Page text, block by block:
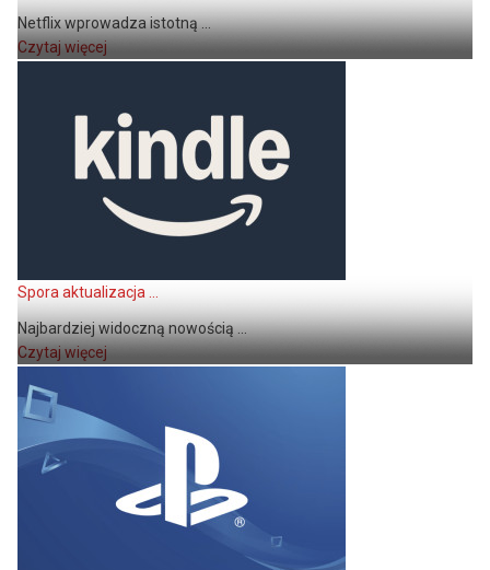
Netflix wprowadza istotną ...
Czytaj więcej
Spora aktualizacja ...
Najbardziej widoczną nowością ...
Czytaj więcej